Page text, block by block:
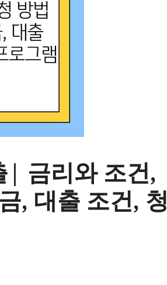
| 금리와 조건,
, 대출 조건, 청